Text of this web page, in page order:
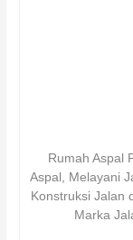
Rumah Aspal
Aspal, Melayani
Konstruksi Jalan
Marka